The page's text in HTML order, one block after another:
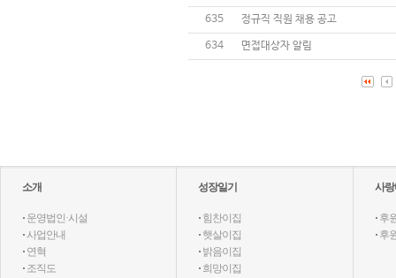
635 정규직 직원 채용 공고
634 면접대상자 알림
소개
· 운영법인·시설
· 사업안내
· 연혁
· 조직도
성장일기
· 힘찬이집
· 햇살이집
· 밝음이집
· 희망이집
사
· 후
· 후